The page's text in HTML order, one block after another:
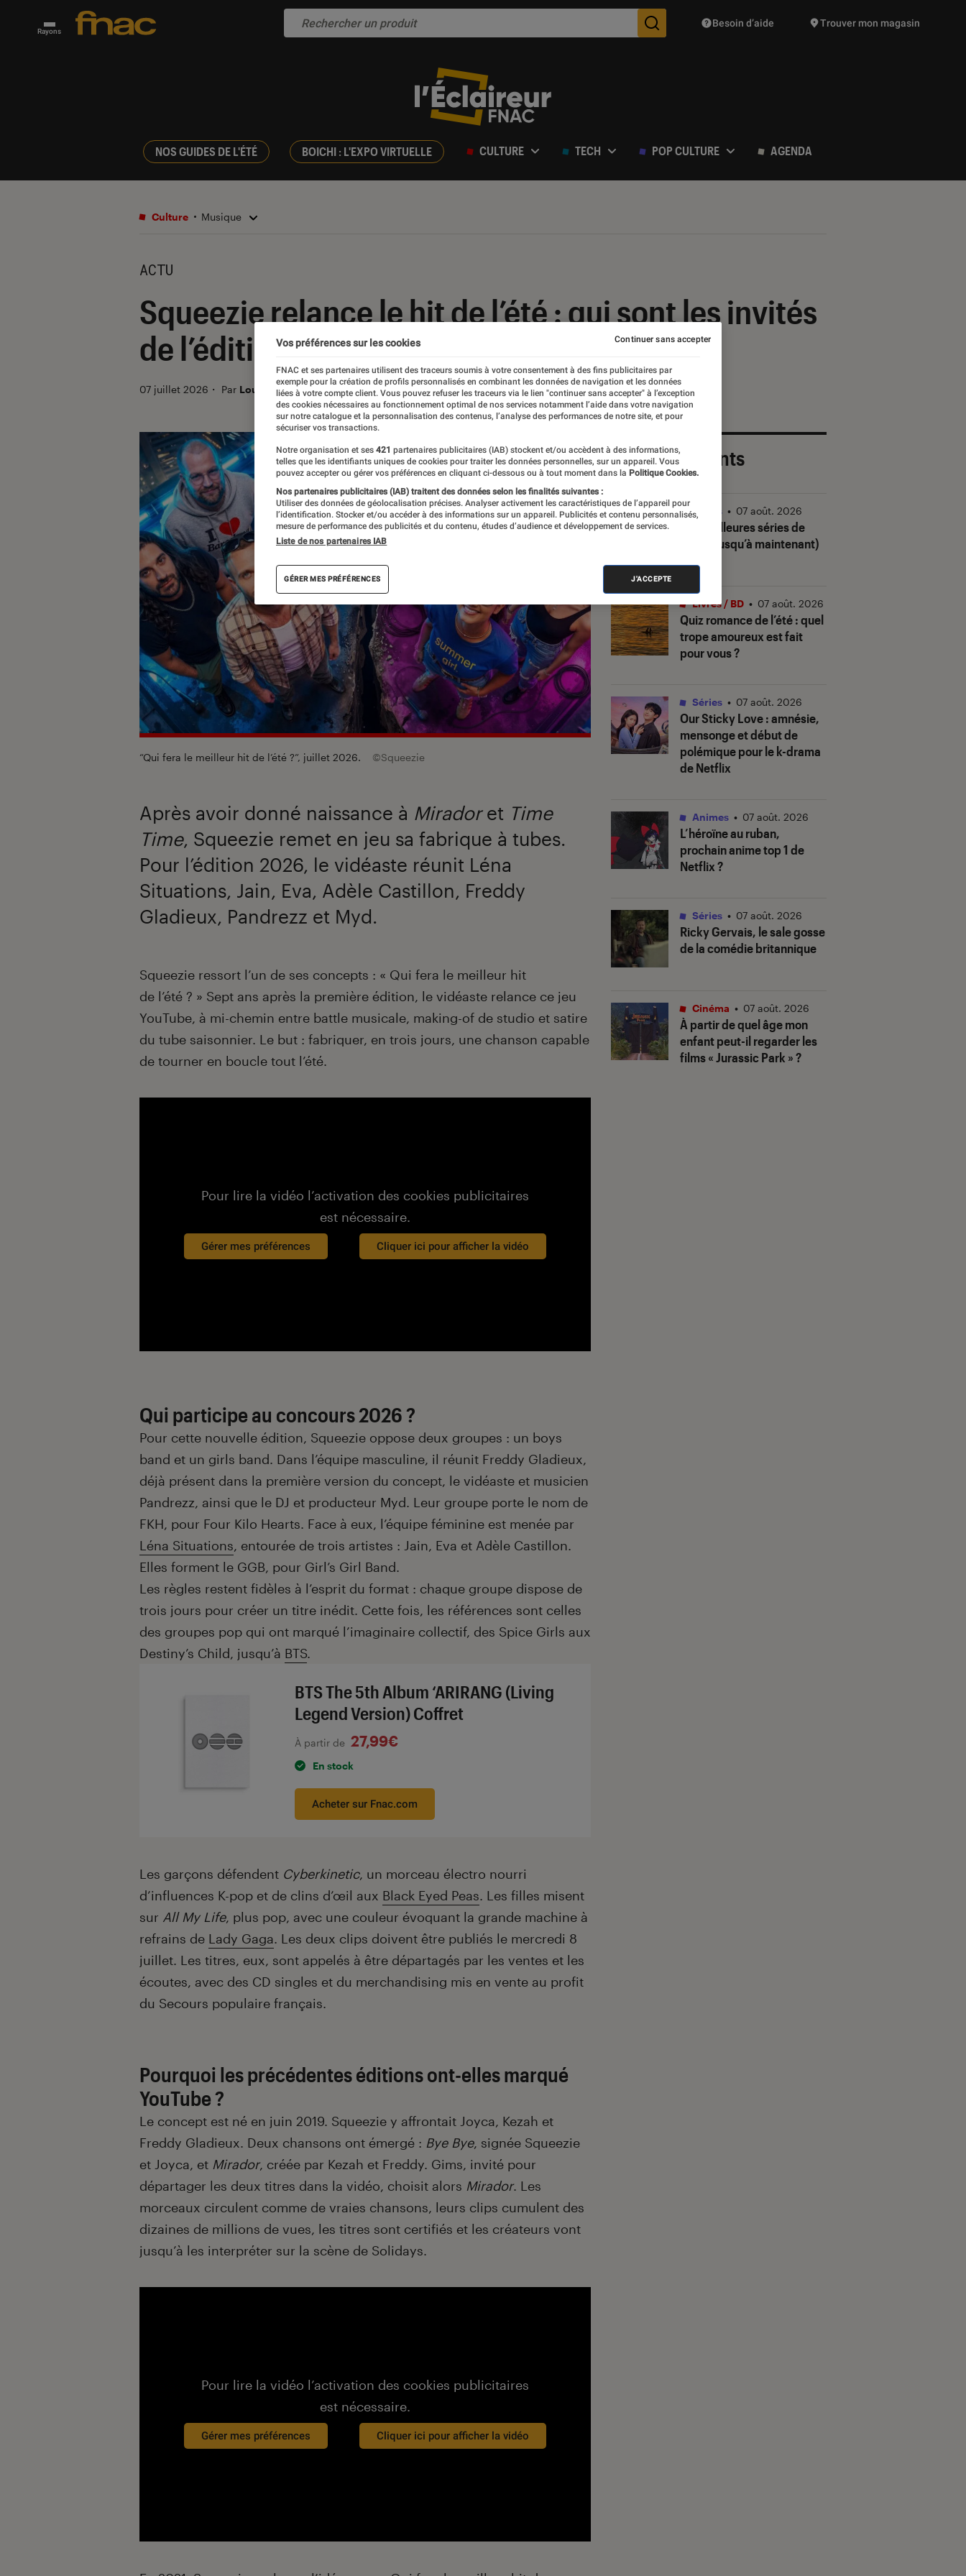
Rayons Des suggestions de produits vont vous être proposées
Besoin d’aide Trouver mon magasin
NOS GUIDES DE L'ÉTÉ BOICHI : L'EXPO VIRTUELLE CULTURE TECH POP CULTURE AGENDA
Culture Musique
ACTU
Squeezie relance le hit de l’été : qui sont les invités
de l’édition 2026 ?
07 juillet 2026 ・ Par Louise Lepense
“Qui fera le meilleur hit de l’été ?”, juillet 2026. ©Squeezie
Après avoir donné naissance à Miradoret Time
Time, Squeezie remet en jeu sa fabrique à tubes.
Pour l’édition 2026, le vidéaste réunit Léna
Situations, Jain, Eva, Adèle Castillon, Freddy
Gladieux, Pandrezz et Myd.
Introduction
Squeezie ressort l’un de ses concepts : « Qui fera le meilleur hit
de l’été ? » Sept ans après la première édition, le vidéaste relance ce jeu
YouTube, à mi-chemin entre battle musicale, making-of de studio et satire
du tube saisonnier. Le but : fabriquer, en trois jours, une chanson capable
de tourner en boucle tout l’été.
Pour lire la vidéo l’activation des cookies publicitaires
est nécessaire.
Gérer mes préférences Cliquer ici pour afficher la vidéo
Qui participe au concours 2026 ?
Pour cette nouvelle édition, Squeezie oppose deux groupes : un boys
band et un girls band. Dans l’équipe masculine, il réunit Freddy Gladieux,
déjà présent dans la première version du concept, le vidéaste et musicien
Pandrezz, ainsi que le DJ et producteur Myd. Leur groupe porte le nom de
FKH, pour Four Kilo Hearts. Face à eux, l’équipe féminine est menée par
Léna Situations, entourée de trois artistes : Jain, Eva et Adèle Castillon.
Elles forment le GGB, pour Girl’s Girl Band.
Les règles restent fidèles à l’esprit du format : chaque groupe dispose de
trois jours pour créer un titre inédit. Cette fois, les références sont celles
des groupes pop qui ont marqué l’imaginaire collectif, des Spice Girls aux
Destiny’s Child, jusqu’à BTS.
BTS The 5th Album ‘ARIRANG (Living
Legend Version) Coffret
À partir de 27,99€
En stock
Acheter sur Fnac.com
Les garçons défendent Cyberkinetic, un morceau électro nourri
d’influences K-pop et de clins d’œil aux Black Eyed Peas. Les filles misent
sur All My Life, plus pop, avec une couleur évoquant la grande machine à
refrains de Lady Gaga. Les deux clips doivent être publiés le mercredi 8
juillet. Les titres, eux, sont appelés à être départagés par les ventes et les
écoutes, avec des CD singles et du merchandising mis en vente au profit
du Secours populaire français.
Pourquoi les précédentes éditions ont-elles marqué
YouTube ?
Le concept est né en juin 2019. Squeezie y affrontait Joyca, Kezah et
Freddy Gladieux. Deux chansons ont émergé : Bye Bye, signée Squeezie
et Joyca, et Mirador, créée par Kezah et Freddy. Gims, invité pour
départager les deux titres dans la vidéo, choisit alors Mirador. Les
morceaux circulent comme de vraies chansons, leurs clips cumulent des
dizaines de millions de vues, les titres sont certifiés et les créateurs vont
jusqu’à les interpréter sur la scène de Solidays.
Pour lire la vidéo l’activation des cookies publicitaires
est nécessaire.
Gérer mes préférences Cliquer ici pour afficher la vidéo
Les plus récents
Les meilleures séries de
2026 (jusqu’à maintenant)
Séries • 07 août. 2026
Quiz romance de l’été : quel
trope amoureux est fait
pour vous ?
Livres / BD • 07 août. 2026
Our Sticky Love: amnésie,
mensonge et début de
polémique pour le k-drama
de Netflix
Séries • 07 août. 2026
L’héroïne au ruban,
prochain anime top 1 de
Netflix ?
Animes • 07 août. 2026
Ricky Gervais, le sale gosse
de la comédie britannique
Séries • 07 août. 2026
À partir de quel âge mon
enfant peut-il regarder les
films « Jurassic Park » ?
Cinéma • 07 août. 2026
Vos préférences sur les cookies
FNAC et ses partenaires utilisent des traceurs soumis à votre consentement à des fins publicitaires par
exemple pour la création de profils personnalisés en combinant les données de navigation et les données
liées à votre compte client. Vous pouvez refuser les traceurs via le lien "continuer sans accepter" à l’exception
des cookies nécessaires au fonctionnement optimal de nos services notamment l’aide dans votre navigation
sur notre catalogue et la personnalisation des contenus, l’analyse des performances de notre site, et pour
sécuriser vos transactions.
Notre organisation et ses 421 partenaires publicitaires (IAB) stockent et/ou accèdent à des informations,
telles que les identifiants uniques de cookies pour traiter les données personnelles, sur un appareil. Vous
pouvez accepter ou gérer vos préférences en cliquant ci-dessous ou à tout moment dans la Politique Cookies.
Nos partenaires publicitaires (IAB) traitent des données selon les finalités suivantes :
Utiliser des données de géolocalisation précises. Analyser activement les caractéristiques de l’appareil pour
l’identification. Stocker et/ou accéder à des informations sur un appareil. Publicités et contenu personnalisés,
mesure de performance des publicités et du contenu, études d’audience et développement de services.
Liste de nos partenaires IAB
GÉRER MES PRÉFÉRENCES J'ACCEPTE
Continuer sans accepter